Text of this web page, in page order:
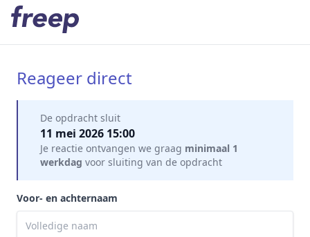
Mijn gegevens
Reageer direct
De opdracht sluit
11 mei 2026 15:00
Je reactie ontvangen we graag minimaal 1
werkdag voor sluiting van de opdracht
Voor- en achternaam